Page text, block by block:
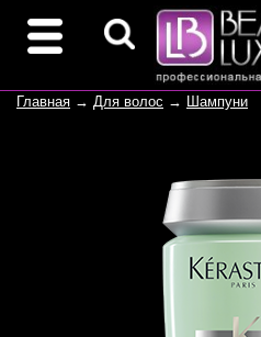
Главная → Для волос → Шампуни